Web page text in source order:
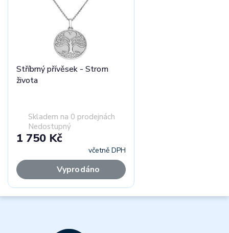
Stříbrný přívěsek - Strom
života
Skladem na 0 prodejnách
Nedostupný
1 750 Kč
včetně DPH
Vyprodáno